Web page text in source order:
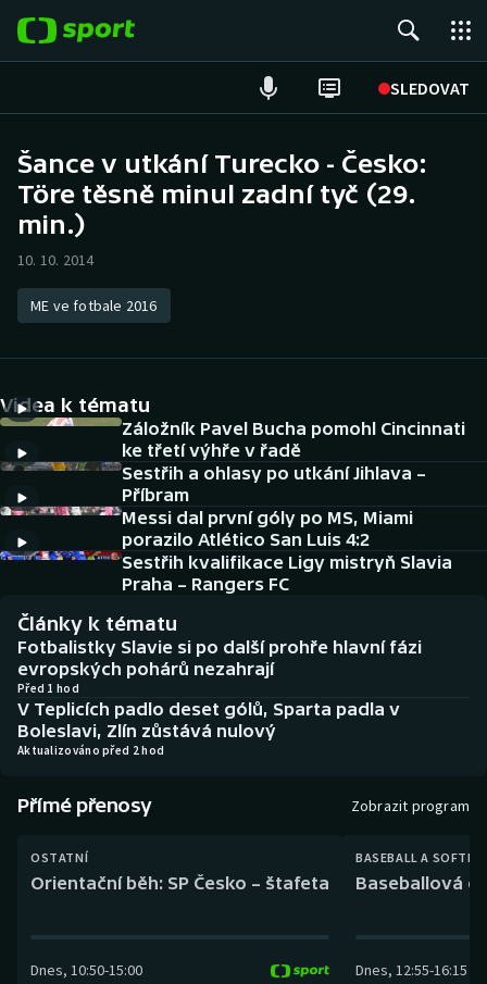
SLEDOVAT
Hokej
Tenis
Atletika
DALŠÍ SPORTY
Americký fotbal
Baseball a softbal
Basketbal
Boby a skeleton
Box
Dostihy
Florbal
Golf
NEPŘEHLÉDNĚTE
Soutěže
Historické návraty
AZ kvíz
Šance v utkání Turecko - Česko:
Töre těsně minul zadní tyč (29.
min.)
10. 10. 2014
ME ve fotbale 2016
Videa k tématu
Záložník Pavel Bucha pomohl Cincinnati
ke třetí výhře v řadě
Sestřih a ohlasy po utkání Jihlava –
Příbram
Messi dal první góly po MS, Miami
porazilo Atlético San Luis 4:2
Sestřih kvalifikace Ligy mistryň Slavia
Praha – Rangers FC
Články k tématu
Fotbalistky Slavie si po další prohře hlavní fázi
evropských pohárů nezahrají
Před 1 hod
V Teplicích padlo deset gólů, Sparta padla v
Boleslavi, Zlín zůstává nulový
Aktualizováno před 2 hod
Přímé přenosy Zobrazit program
OSTATNÍ
Orientační běh: SP Česko – štafeta
Dnes, 10:50-15:00
BASEBALL A
Baseballová
Dnes, 12:55-16:15